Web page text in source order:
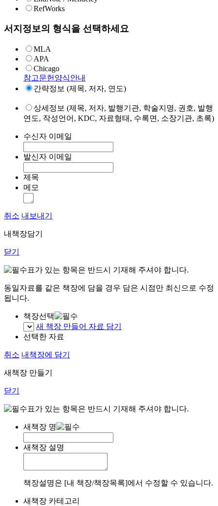
RefWorks
서지정보의 형식을 선택하세요
MLA
APA
Chicago
참고문헌양식안내
간략정보 (제목, 저자, 연도)
상세정보 (제목, 저자, 발행기관, 학술지명, 권호, 발행
연도, 작성언어, KDC, 자료형태, 수록면, 소장기관, 초록)
수신자 이메일
발신자 이메일
제목
메모
취소 내보내기
내책장담기
닫기
표가 있는 항목은 반드시 기재해 주셔야 합니다.
동일자료를 같은 책장에 담을 경우 담은 시점만 최신으로 수정
됩니다.
책장선택
새 책장 만들어 자료 담기
선택한 자료
취소 내책장에 담기
새책장 만들기
닫기
표가 있는 항목은 반드시 기재해 주셔야 합니다.
새책장 명
새책장 설명
책장설명은 [내 책장/책장목록]에서 수정할 수 있습니다.
새책장 카테고리